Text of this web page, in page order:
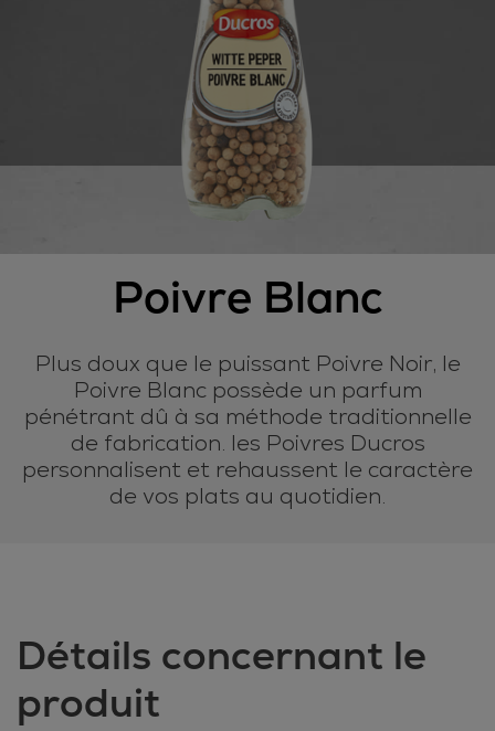
Poivre Blanc
Plus doux que le puissant Poivre Noir, le
Poivre Blanc possède un parfum
pénétrant dû à sa méthode traditionnelle
de fabrication. les Poivres Ducros
personnalisent et rehaussent le caractère
de vos plats au quotidien.
Détails concernant le
produit